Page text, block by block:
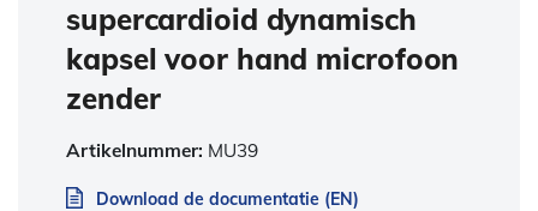
supercardioid dynamisch
kapsel voor hand microfoon
zender
Artikelnummer: MU39
Download de documentatie (EN)